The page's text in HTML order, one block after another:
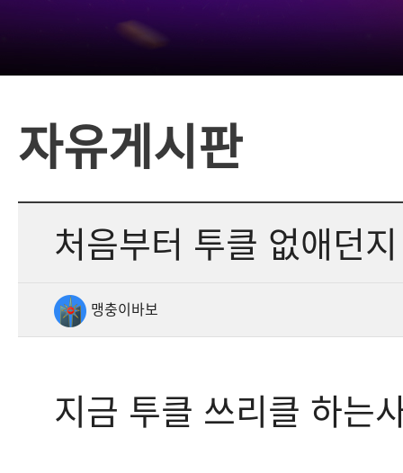
자유게시판
처음부터 투클 없애던
맹충이바보
지금 투클 쓰리클 하는